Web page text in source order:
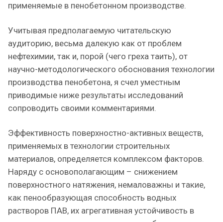
применяемые в пенобетонном производстве.
Учитывая предполагаемую читательскую
аудиторию, весьма далекую как от проблем
нефтехимии, так и, порой (чего греха таить), от
научно-методологического обоснования технологии
производства пенобетона, я счел уместным
приводимые ниже результаты исследований
сопроводить своими комментариями.
Эффективность поверхностно-активных веществ,
применяемых в технологии строительных
материалов, определяется комплексом факторов.
Наряду с основополагающим – снижением
поверхностного натяжения, немаловажны и такие,
как пенообразующая способность водных
растворов ПАВ, их агрегативная устойчивость в